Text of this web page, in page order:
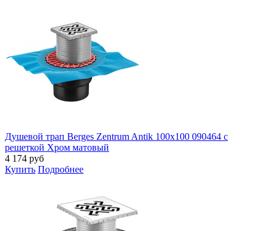
Душевой трап Berges Zentrum Antik 100x100 090464 с
решеткой Хром матовый
4 174 руб
Купить Подробнее